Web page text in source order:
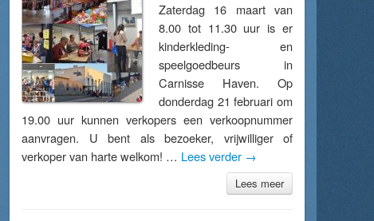
Zaterdag 16 maart van
8.00 tot 11.30 uur is er
kinderkleding- en
speelgoedbeurs in
Carnisse Haven. Op
donderdag 21 februari om
19.00 uur kunnen verkopers een verkoopnummer
aanvragen. U bent als bezoeker, vrijwilliger of
verkoper van harte welkom! … Lees verder →
Lees meer